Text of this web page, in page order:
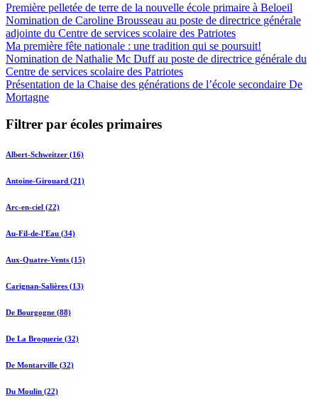
Première pelletée de terre de la nouvelle école primaire à Beloeil
Nomination de Caroline Brousseau au poste de directrice générale
adjointe du Centre de services scolaire des Patriotes
Ma première fête nationale : une tradition qui se poursuit!
Nomination de Nathalie Mc Duff au poste de directrice générale du
Centre de services scolaire des Patriotes
Présentation de la Chaise des générations de l’école secondaire De
Mortagne
Filtrer par écoles primaires
Albert-Schweitzer (16)
Antoine-Girouard (21)
Arc-en-ciel (22)
Au-Fil-de-l'Eau (34)
Aux-Quatre-Vents (15)
Carignan-Salières (13)
De Bourgogne (88)
De La Broquerie (32)
De Montarville (32)
Du Moulin (22)